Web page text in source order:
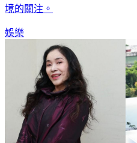
境的關注。
娛樂